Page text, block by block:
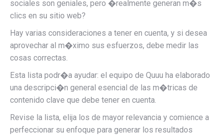
sociales son geniales, pero �realmente generan m�s
clics en su sitio web?
Hay varias consideraciones a tener en cuenta, y si desea
aprovechar al m�ximo sus esfuerzos, debe medir las
cosas correctas.
Esta lista podr�a ayudar: el equipo de Quuu ha elaborado
una descripci�n general esencial de las m�tricas de
contenido clave que debe tener en cuenta.
Revise la lista, elija los de mayor relevancia y comience a
perfeccionar su enfoque para generar los resultados